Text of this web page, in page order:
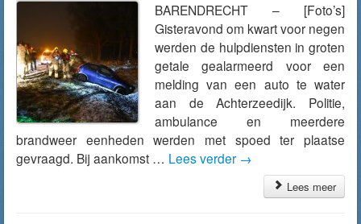
BARENDRECHT – [Foto’s]
Gisteravond om kwart voor negen
werden de hulpdiensten in groten
getale gealarmeerd voor een
melding van een auto te water
aan de Achterzeedijk. Politie,
ambulance en meerdere
brandweer eenheden werden met spoed ter plaatse
gevraagd. Bij aankomst … Lees verder →
Lees meer